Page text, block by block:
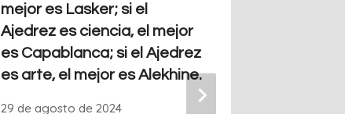
mejor es Lasker; si el
Ajedrez es ciencia, el mejor
es Capablanca; si el Ajedrez
es arte, el mejor es Alekhine.
29 de agosto de 2024